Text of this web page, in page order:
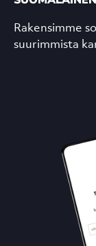
Rakensimme
suurimmista